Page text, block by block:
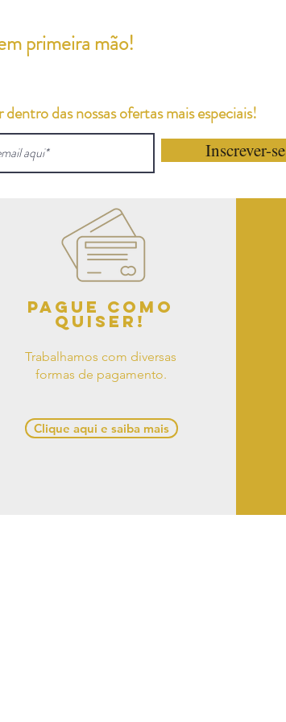
Inscrever-se
das nossas ofertas mais especiais!
primeira mão!
Pague como
quiser!
Trabalhamos com diversas
formas de pagamento.
Clique aqui e saiba mais